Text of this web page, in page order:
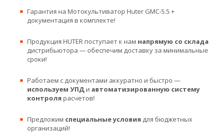
Гарантия на Мотокультиватор Huter GMC-5.5 +
документация в комплекте!
Продукция HUTER поступает к нам напрямую со склада
дистрибьютора — обеспечим доставку за минимальные
сроки!
Работаем с документами аккуратно и быстро —
используем УПДи автоматизированную систему
контроля расчетов!
Предложим специальные условия для бюджетных
организаций!